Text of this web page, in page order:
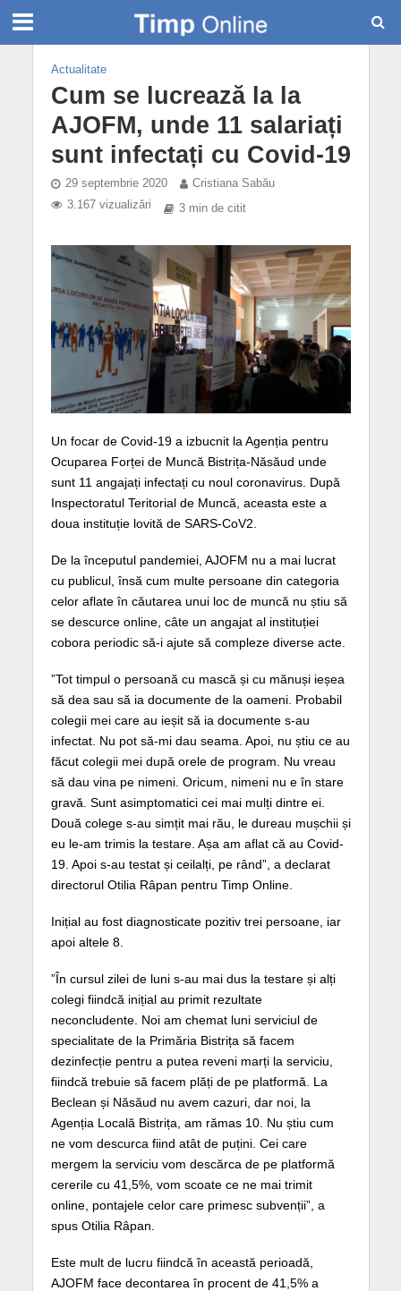
Actualitate
Cum se lucrează la la
AJOFM, unde 11 salariați
sunt infectați cu Covid-19
29 septembrie 2020
Cristiana Sabău
3.167 vizualizări
3 min de citit
Un focar de Covid-19 a izbucnit la Agenția pentru
Ocuparea Forței de Muncă Bistrița-Năsăud unde
sunt 11 angajați infectați cu noul coronavirus. După
Inspectoratul Teritorial de Muncă, aceasta este a
doua instituție lovită de SARS-CoV2.
De la începutul pandemiei, AJOFM nu a mai lucrat
cu publicul, însă cum multe persoane din categoria
celor aflate în căutarea unui loc de muncă nu știu să
se descurce online, câte un angajat al instituției
cobora periodic să-i ajute să compleze diverse acte.
”Tot timpul o persoană cu mască și cu mănuși ieșea
să dea sau să ia documente de la oameni. Probabil
colegii mei care au ieșit să ia documente s-au
infectat. Nu pot să-mi dau seama. Apoi, nu știu ce au
făcut colegii mei după orele de program. Nu vreau
să dau vina pe nimeni. Oricum, nimeni nu e în stare
gravă. Sunt asimptomatici cei mai mulți dintre ei.
Două colege s-au simțit mai rău, le dureau mușchii și
eu le-am trimis la testare. Așa am aflat că au Covid-
19. Apoi s-au testat și ceilalți, pe rând”, a declarat
directorul Otilia Râpan pentru Timp Online.
Inițial au fost diagnosticate pozitiv trei persoane, iar
apoi altele 8.
”În cursul zilei de luni s-au mai dus la testare și alți
colegi fiindcă inițial au primit rezultate
neconcludente. Noi am chemat luni serviciul de
specialitate de la Primăria Bistrița să facem
dezinfecție pentru a putea reveni marți la serviciu,
fiindcă trebuie să facem plăți de pe platformă. La
Beclean și Năsăud nu avem cazuri, dar noi, la
Agenția Locală Bistrița, am rămas 10. Nu știu cum
ne vom descurca fiind atât de puțini. Cei care
mergem la serviciu vom descărca de pe platformă
cererile cu 41,5%, vom scoate ce ne mai trimit
online, pontajele celor care primesc subvenții”, a
spus Otilia Râpan.
Este mult de lucru fiindcă în această perioadă,
AJOFM face decontarea în procent de 41,5% a